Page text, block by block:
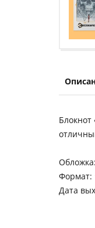
Обложка:
Формат:
Дата